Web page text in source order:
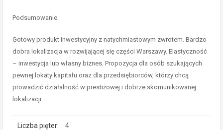
Podsumowanie
Gotowy produkt inwestycyjny z natychmiastowym zwrotem. Bardzo
dobra lokalizacja w rozwijającej się części Warszawy. Elastyczność
– inwestycja lub własny biznes. Propozycja dla osób szukających
pewnej lokaty kapitału oraz dla przedsiębiorców, którzy chcą
prowadzić działalność w prestiżowej i dobrze skomunikowanej
lokalizacji.
Liczba pięter: 4